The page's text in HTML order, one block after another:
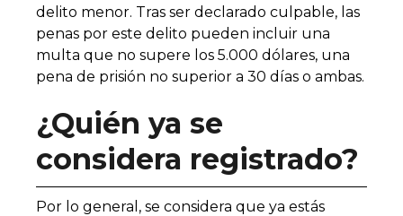
delito menor. Tras ser declarado culpable, las
penas por este delito pueden incluir una
multa que no supere los 5.000 dólares, una
pena de prisión no superior a 30 días o ambas.
¿Quién ya se
considera registrado?
Por lo general, se considera que ya estás